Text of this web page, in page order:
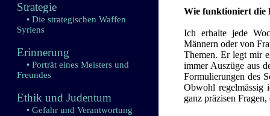
Strategie
• Die strategischen Waffen
Syriens
Erinnerung
• Porträt eines Meisters und
Freundes
Ethik und Judentum
• Gefahr und Verantwortung
Wie funktioniert
Ich erhalte jede
Männern oder von
Themen. Er legt mir
immer Auszüge aus
Formulierungen des
Obwohl regelmässig
ganz präzisen